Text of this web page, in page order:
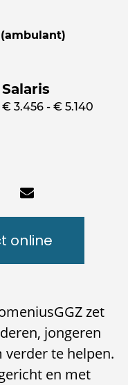
Salaris
€ 3.456 - € 5.140
online
zet
jongeren
verder te helpen.
en met